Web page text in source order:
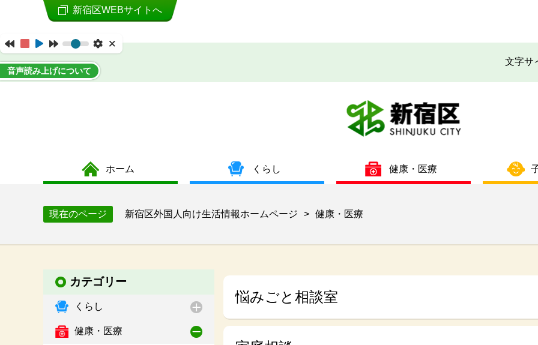
音声読み上げについて
新宿区WEBサイトへ
文字サ
ホーム くらし 健康・医療
現在のページ 新宿区外国人向け生活情報ホームページ > 健康・医療
カテゴリー
くらし
健康・医療
悩みごと相談室